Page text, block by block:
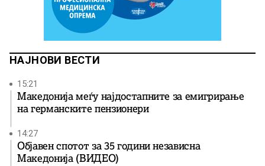
НАЈНОВИ ВЕСТИ
15:21
Македонија меѓу најдостапните за емигрирање
на германските пензионери
14:27
Објавен спотот за 35 години независна
Македонија (ВИДЕО)